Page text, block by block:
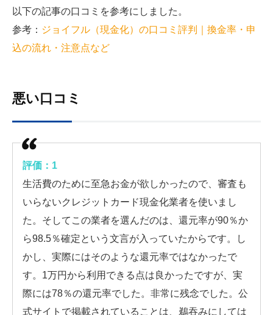
以下の記事の口コミを参考にしました。
参考： ジョイフル（現金化）の口コミ評判｜換金率・申
込の流れ・注意点など
悪い口コミ
評価：1
生活費のために至急お金が欲しかったので、審査も
いらないクレジットカード現金化業者を使いまし
た。そしてこの業者を選んだのは、還元率が90％か
ら98.5％確定という文言が入っていたからです。し
かし、実際にはそのような還元率ではなかったで
す。1万円から利用できる点は良かったですが、実
際には78％の還元率でした。非常に残念でした。公
式サイトで掲載されていることは、鵜吞みにしては